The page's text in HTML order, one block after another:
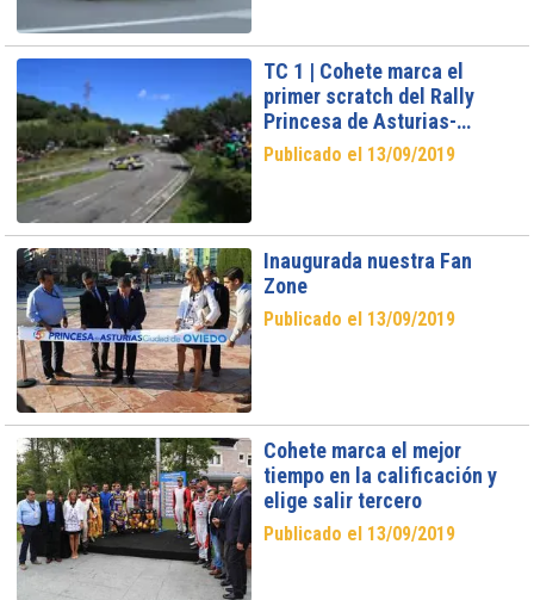
TC 1 | Cohete marca el
primer scratch del Rally
Princesa de Asturias-
Ciudad de Oviedo 2019
Publicado el 13/09/2019
Inaugurada nuestra Fan
Zone
Publicado el 13/09/2019
Cohete marca el mejor
tiempo en la calificación y
elige salir tercero
Publicado el 13/09/2019